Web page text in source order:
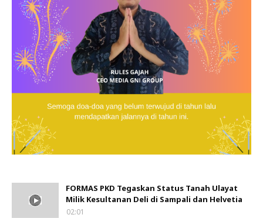
FORMAS PKD Tegaskan Status Tanah Ulayat
Milik Kesultanan Deli di Sampali dan Helvetia
02:01